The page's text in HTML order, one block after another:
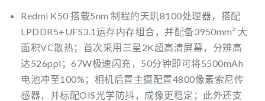
Redmi K50 搭载5nm 制程的天玑8100处理器，搭配
LPDDR5+UFS3.1运存内存组合，并配备3950mm² 大
面积VC散热；首次采用三星2K超高清屏幕，分辨高
达526ppi；67W极速闪充，50分钟即可将5500mAh
电池冲至100%；相机后置主摄配置4800像素索尼传
感器，并标配OIS光学防抖，成像更稳定；此外还支